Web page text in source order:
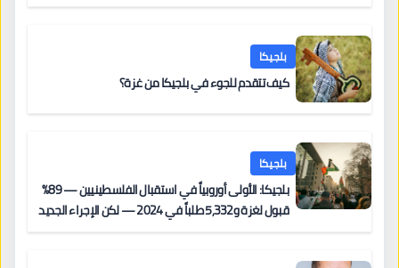
بلجيكا
كيف تتقدم للجوء في بلجيكا من غزة؟
بلجيكا
بلجيكا: الأولى أوروبياً في استقبال الفلسطينيين — 89%
قبول لغزة و5,332 طلباً في 2024 — لكن الإجراء الجديد